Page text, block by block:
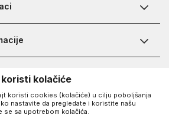
u kolačiće
koristi cookies (kolačiće) u cilju poboljšanja
nastavite da pregledate i koristite našu
se sa upotrebom kolačića.